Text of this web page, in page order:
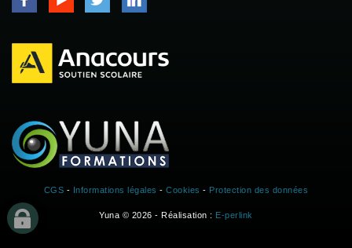
CGS - Informations légales -Cookies - Protection des données
Yuna © 2026 - Réalisation : E-perlink